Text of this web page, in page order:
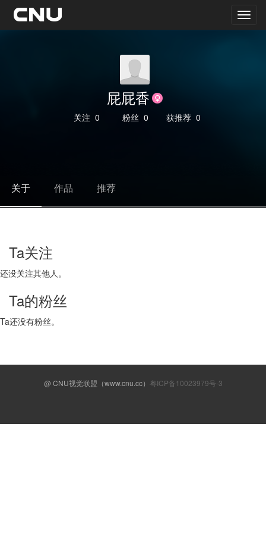
屁屁香
关注 0 粉丝 0 获推荐 0
关于 作品 推荐
Ta关注
还没关注其他人。
Ta的粉丝
Ta还没有粉丝。
@ CNU视觉联盟（www.cnu.cc） 粤ICP备10023979号-3